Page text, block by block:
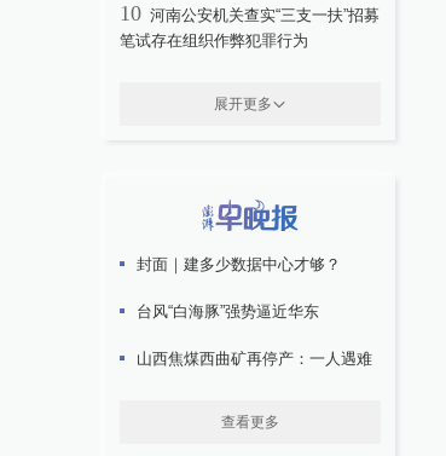
10 河南公安机关查实“三支一扶”招募
笔试存在组织作弊犯罪行为
展开更多
封面｜建多少数据中心才够？
台风“白海豚”强势逼近华东
山西焦煤西曲矿再停产：一人遇难
查看更多